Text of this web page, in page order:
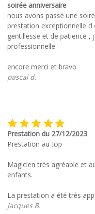
soirée anniversaire
nous avons passé une
prestation exceptionnelle d
gentillesse et de patience ,
professionnelle
encore merci et bravo
pascal d.
Prestation du 27/12/2023
Prestation au top
Magicien très agréable et
enfants.
La prestation a été très
Jacques B.